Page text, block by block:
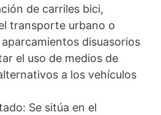
de carriles bici,
transporte urbano o
disuasorios
el uso de medios de
a los vehículos
Se sitúa en el